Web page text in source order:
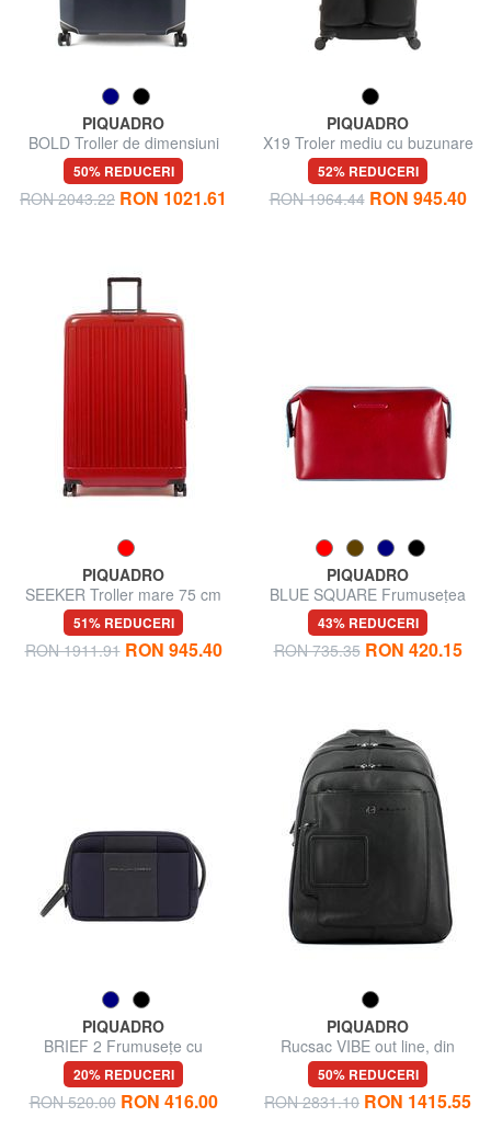
PIQUADRO
BOLD Troller de dimensiuni
mari
50% REDUCERI
RON 2043.22 RON 1021.61
PIQUADRO
X19 Troler mediu cu buzunare
52% REDUCERI
RON 1964.44 RON 945.40
PIQUADRO
SEEKER Troller mare 75 cm
51% REDUCERI
RON 1911.91 RON 945.40
PIQUADRO
BLUE SQUARE Frumusețea
Pielei
43% REDUCERI
RON 735.35 RON 420.15
PIQUADRO
BRIEF 2 Frumusețe cu
manșetă
20% REDUCERI
RON 520.00 RON 416.00
PIQUADRO
Rucsac VIBE out line, din
piele, suport pentru notebook
până la 13 "
50% REDUCERI
RON 2831.10 RON 1415.55